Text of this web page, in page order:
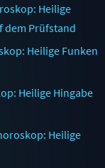
Heilige
dem Prüfstand
Heilige Funken
Heilige Hingabe
Heilige